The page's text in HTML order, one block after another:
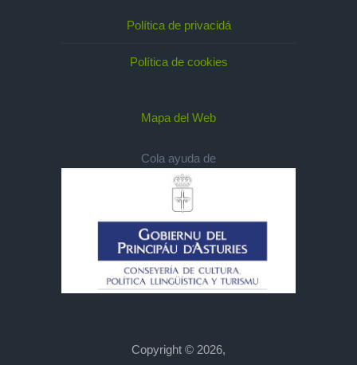
Política de privacidá
Política de cookies
Mapa del Web
Cola ayuda de
Copyright © 2026,